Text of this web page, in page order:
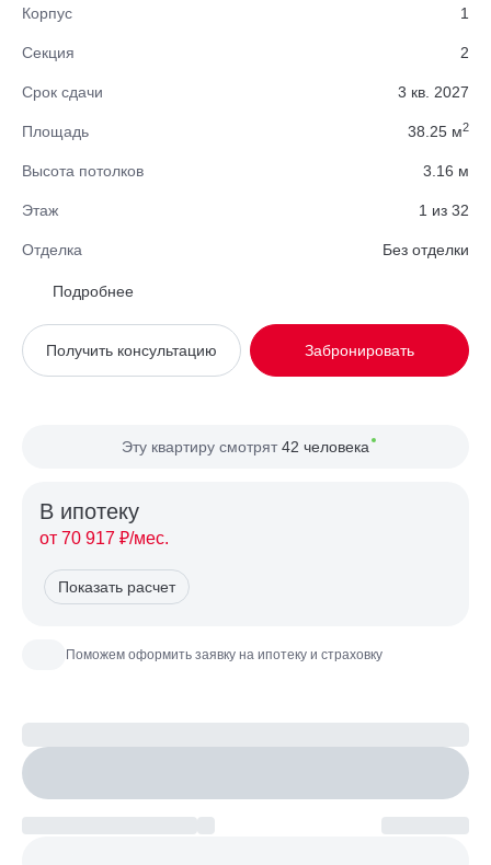
Корпус 1
Секция 2
Срок сдачи 3 кв. 2027
Площадь 38.25 м2
Высота потолков 3.16 м
Этаж 1 из 32
Отделка Без отделки
Район
Вид из окна Во двор
Планировка Односторонняя
Подробнее
Забронировать
Получить консультацию
Эту квартиру смотрят 42 человека
В ипотекy
от 70 917 ₽/мес.
Показать расчет
Поможем оформить заявку на ипотеку и страховку